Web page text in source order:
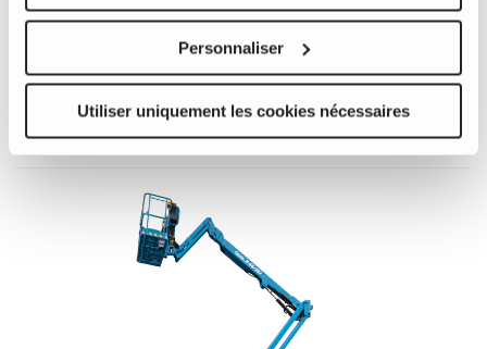
Personnaliser
Utiliser uniquement les cookies nécessaires
Produits connexes, équipements et
accessoires